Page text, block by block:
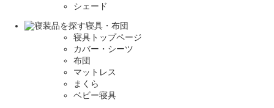
シェード
寝具・布団
寝具トップページ
カバー・シーツ
布団
マットレス
まくら
ベビー寝具